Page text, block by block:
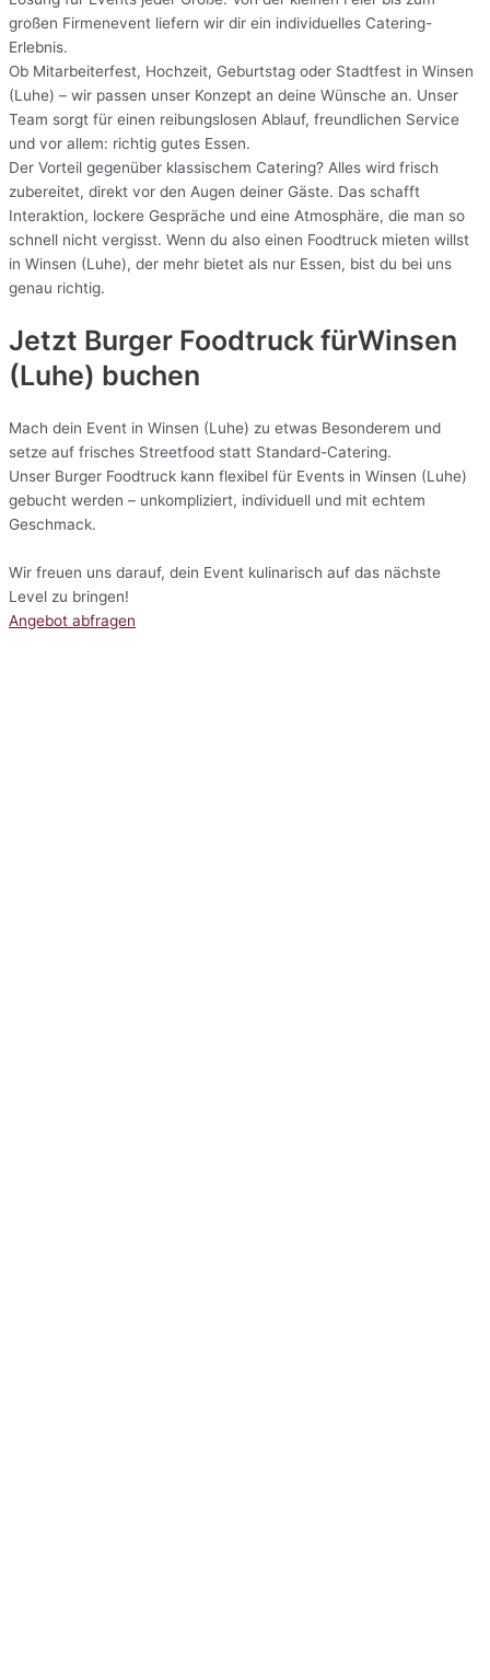
großen Firmenevent liefern wir dir ein individuelles Catering-
Erlebnis.
Ob Mitarbeiterfest, Hochzeit, Geburtstag oder Stadtfest in Winsen
(Luhe) – wir passen unser Konzept an deine Wünsche an. Unser
Team sorgt für einen reibungslosen Ablauf, freundlichen Service
und vor allem: richtig gutes Essen.
Der Vorteil gegenüber klassischem Catering? Alles wird frisch
zubereitet, direkt vor den Augen deiner Gäste. Das schafft
Interaktion, lockere Gespräche und eine Atmosphäre, die man so
schnell nicht vergisst. Wenn du also einen Foodtruck mieten willst
in Winsen (Luhe), der mehr bietet als nur Essen, bist du bei uns
genau richtig.
Jetzt Burger Foodtruck fürWinsen
(Luhe) buchen
Mach dein Event in Winsen (Luhe) zu etwas Besonderem und
setze auf frisches Streetfood statt Standard-Catering.
Unser Burger Foodtruck kann flexibel für Events in Winsen (Luhe)
gebucht werden – unkompliziert, individuell und mit echtem
Geschmack.
Wir freuen uns darauf, dein Event kulinarisch auf das nächste
Level zu bringen!
Angebot abfragen